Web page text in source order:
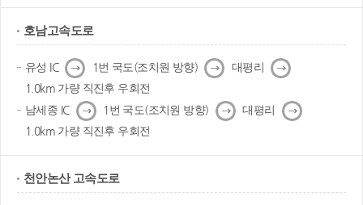
호남고속도로
유성 IC 다
음
1번 국도(조치원 방향) 다
음
대평리 다
음
1.0km 가량 직진후 우회전
남세종 IC 다
음
1번 국도(조치원 방향) 다
음
대평리
다
음
1.0km 가량 직진후 우회전
천안논산 고속도로